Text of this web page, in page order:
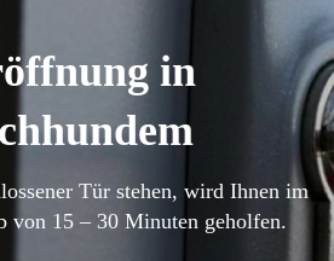
in
Tür stehen, wird Ihnen im
von 15 – 30 Minuten geholfen.